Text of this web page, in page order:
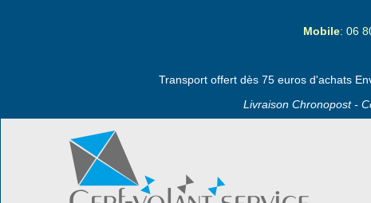
Mobile: 06
Transport offert dès 75 euros d'achats
Livraison Chronopost -